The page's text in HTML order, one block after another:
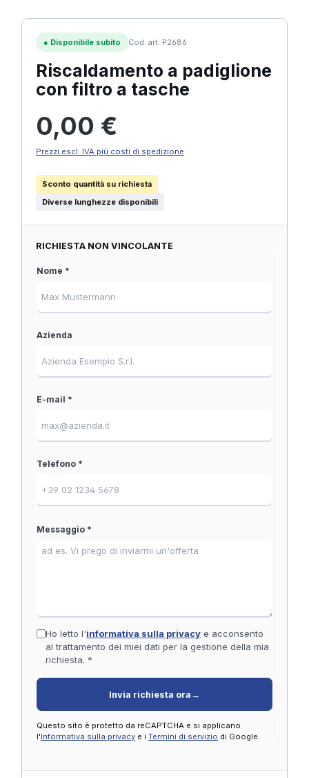
● Disponibile subito Cod. art. P2686
Riscaldamento a padiglione
con filtro a tasche
0,00 €
Prezzi escl. IVA più costi di spedizione
Sconto quantità su richiesta
Diverse lunghezze disponibili
RICHIESTA NON VINCOLANTE
Nome *
Azienda
E-mail *
Telefono *
Messaggio *
Ho letto l'informativa sulla privacye acconsento
al trattamento dei miei dati per la gestione della mia
richiesta. *
Invia richiesta ora →
Questo sito è protetto da reCAPTCHA e si applicano
l'Informativa sulla privacy e i Termini di servizio di Google.